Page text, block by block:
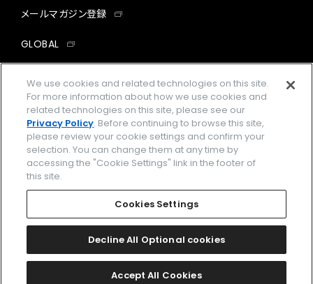
メールマガジン登録
GLOBAL
facebookinstagramtwitter
企業情報 ご利用規約
プライバシーポリシー Cookies Settings
Amazon PayはAmazon.com, Inc.またはその関連会社の商標です。
2026 CITIZEN WATCH CO., LTD.
We use cookies and related technologies on this site.
For more information about how we use cookies and
related technologies on this site, please see our
Privacy Policy. Before continuing to browse this site,
please review your cookie settings and confirm your
selection. You can change them at any time by
accessing the "Cookie Settings" link in the footer of
this site.
Cookies Settings
Decline All Optional cookies
Accept All Cookies